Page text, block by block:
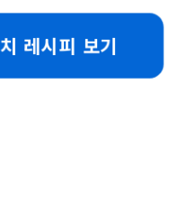
레시피 보기